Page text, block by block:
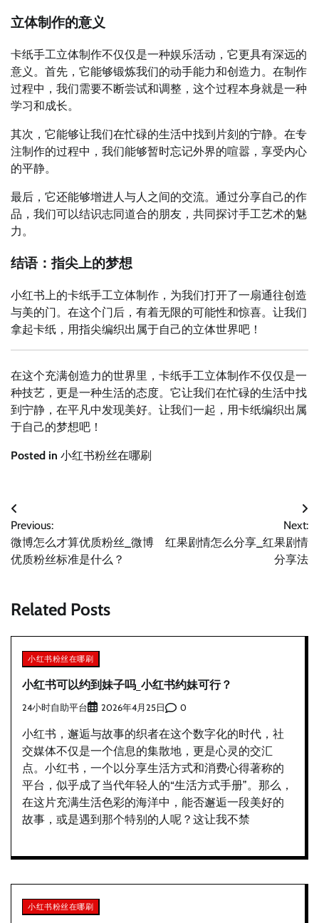
立体制作的意义
卡纸手工立体制作不仅仅是一种娱乐活动，它更具有深远的
意义。首先，它能够锻炼我们的动手能力和创造力。在制作
过程中，我们需要不断尝试和调整，这个过程本身就是一种
学习和成长。
其次，它能够让我们在忙碌的生活中找到片刻的宁静。在专
注制作的过程中，我们能够暂时忘记外界的喧嚣，享受内心
的平静。
最后，它还能够增进人与人之间的交流。通过分享自己的作
品，我们可以结识志同道合的朋友，共同探讨手工艺术的魅
力。
结语：指尖上的梦想
小红书上的卡纸手工立体制作，为我们打开了一扇通往创造
与美的门。在这个门后，有着无限的可能性和惊喜。让我们
拿起卡纸，用指尖编织出属于自己的立体世界吧！
在这个充满创造力的世界里，卡纸手工立体制作不仅仅是一
种技艺，更是一种生活的态度。它让我们在忙碌的生活中找
到宁静，在平凡中发现美好。让我们一起，用卡纸编织出属
于自己的梦想吧！
Posted in 小红书粉丝在哪刷
文
章
导
Previous:
微博怎么才算优质粉丝_微博
优质粉丝标准是什么？
Next:
红果剧情怎么分享_红果剧情
分享法
Related Posts
小红书粉丝在哪刷
小红书可以约到妹子吗_小红书约妹可行？
24小时自助平台 2026年4月25日 0
小红书，邂逅与故事的织者在这个数字化的时代，社
交媒体不仅是一个信息的集散地，更是心灵的交汇
点。小红书，一个以分享生活方式和消费心得著称的
平台，似乎成了当代年轻人的“生活方式手册”。那么，
在这片充满生活色彩的海洋中，能否邂逅一段美好的
故事，或是遇到那个特别的人呢？这让我不禁
小红书粉丝在哪刷